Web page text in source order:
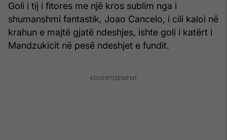
Goli i tij i fitores me një kros sublim nga i
shumanshmi fantastik, Joao Cancelo, i cili kaloi në
krahun e majtë gjatë ndeshjes, ishte goli i katërt i
Mandzukicit në pesë ndeshjet e fundit.